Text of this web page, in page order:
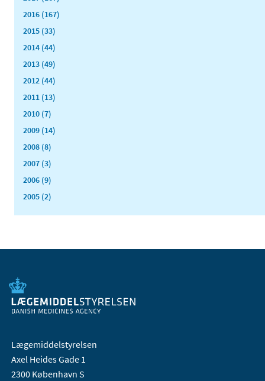
2016 (167)
2015 (33)
2014 (44)
2013 (49)
2012 (44)
2011 (13)
2010 (7)
2009 (14)
2008 (8)
2007 (3)
2006 (9)
2005 (2)
Lægemiddelstyrelsen
Axel Heides Gade 1
2300 København S